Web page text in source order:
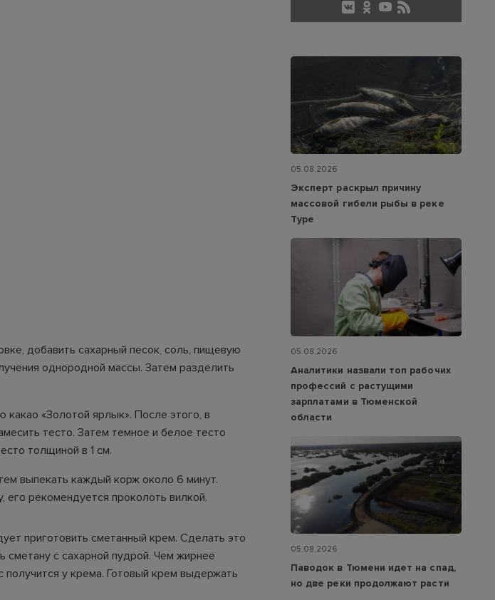
добавить сахарный песок, соль, пищевую
однородной массы. Затем разделить
какао «Золотой ярлык». После этого, в
тесто. Затем темное и белое тесто
толщиной в 1 см.
выпекать каждый корж около 6 минут.
его рекомендуется проколоть вилкой.
приготовить сметанный крем. Сделать это
сметану с сахарной пудрой. Чем жирнее
у крема. Готовый крем выдержать
05.08.2026
Эксперт раскрыл причину
массовой гибели рыбы в реке
Туре
05.08.2026
Аналитики назвали топ рабочих
профессий с растущими
зарплатами в Тюменской
области
05.08.2026
Паводок в Тюмени идет на спад,
но две реки продолжают расти